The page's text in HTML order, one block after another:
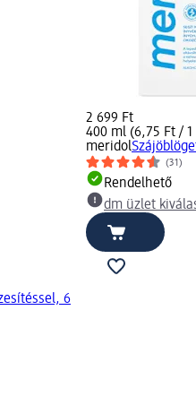
6
2 699 Ft
400 ml (6,75 Ft /
meridol
(31)
Rendelhető
dm üzlet